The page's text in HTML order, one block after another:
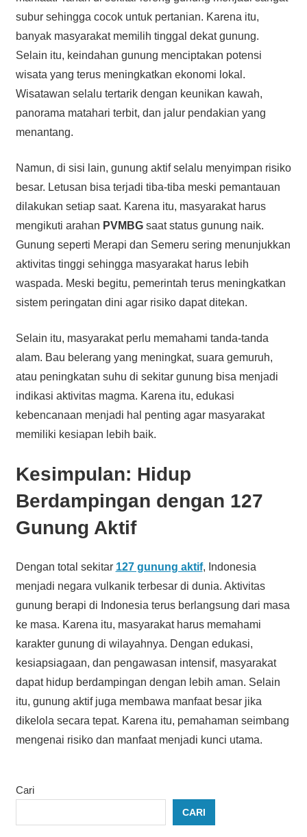
subur sehingga cocok untuk pertanian. Karena itu,
banyak masyarakat memilih tinggal dekat gunung.
Selain itu, keindahan gunung menciptakan potensi
wisata yang terus meningkatkan ekonomi lokal.
Wisatawan selalu tertarik dengan keunikan kawah,
panorama matahari terbit, dan jalur pendakian yang
menantang.
Namun, di sisi lain, gunung aktif selalu menyimpan risiko
besar. Letusan bisa terjadi tiba-tiba meski pemantauan
dilakukan setiap saat. Karena itu, masyarakat harus
mengikuti arahan PVMBGsaat status gunung naik.
Gunung seperti Merapi dan Semeru sering menunjukkan
aktivitas tinggi sehingga masyarakat harus lebih
waspada. Meski begitu, pemerintah terus meningkatkan
sistem peringatan dini agar risiko dapat ditekan.
Selain itu, masyarakat perlu memahami tanda-tanda
alam. Bau belerang yang meningkat, suara gemuruh,
atau peningkatan suhu di sekitar gunung bisa menjadi
indikasi aktivitas magma. Karena itu, edukasi
kebencanaan menjadi hal penting agar masyarakat
memiliki kesiapan lebih baik.
Kesimpulan: Hidup
Berdampingan dengan 127
Gunung Aktif
Dengan total sekitar 127 gunung aktif, Indonesia
menjadi negara vulkanik terbesar di dunia. Aktivitas
gunung berapi di Indonesia terus berlangsung dari masa
ke masa. Karena itu, masyarakat harus memahami
karakter gunung di wilayahnya. Dengan edukasi,
kesiapsiagaan, dan pengawasan intensif, masyarakat
dapat hidup berdampingan dengan lebih aman. Selain
itu, gunung aktif juga membawa manfaat besar jika
dikelola secara tepat. Karena itu, pemahaman seimbang
mengenai risiko dan manfaat menjadi kunci utama.
Cari
CARI